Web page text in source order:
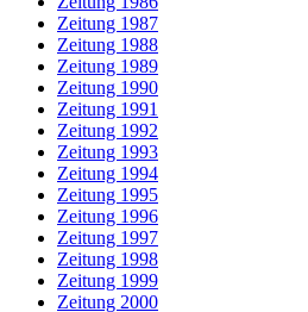
Zeitung 1987
Zeitung 1988
Zeitung 1989
Zeitung 1990
Zeitung 1991
Zeitung 1992
Zeitung 1993
Zeitung 1994
Zeitung 1995
Zeitung 1996
Zeitung 1997
Zeitung 1998
Zeitung 1999
Zeitung 2000